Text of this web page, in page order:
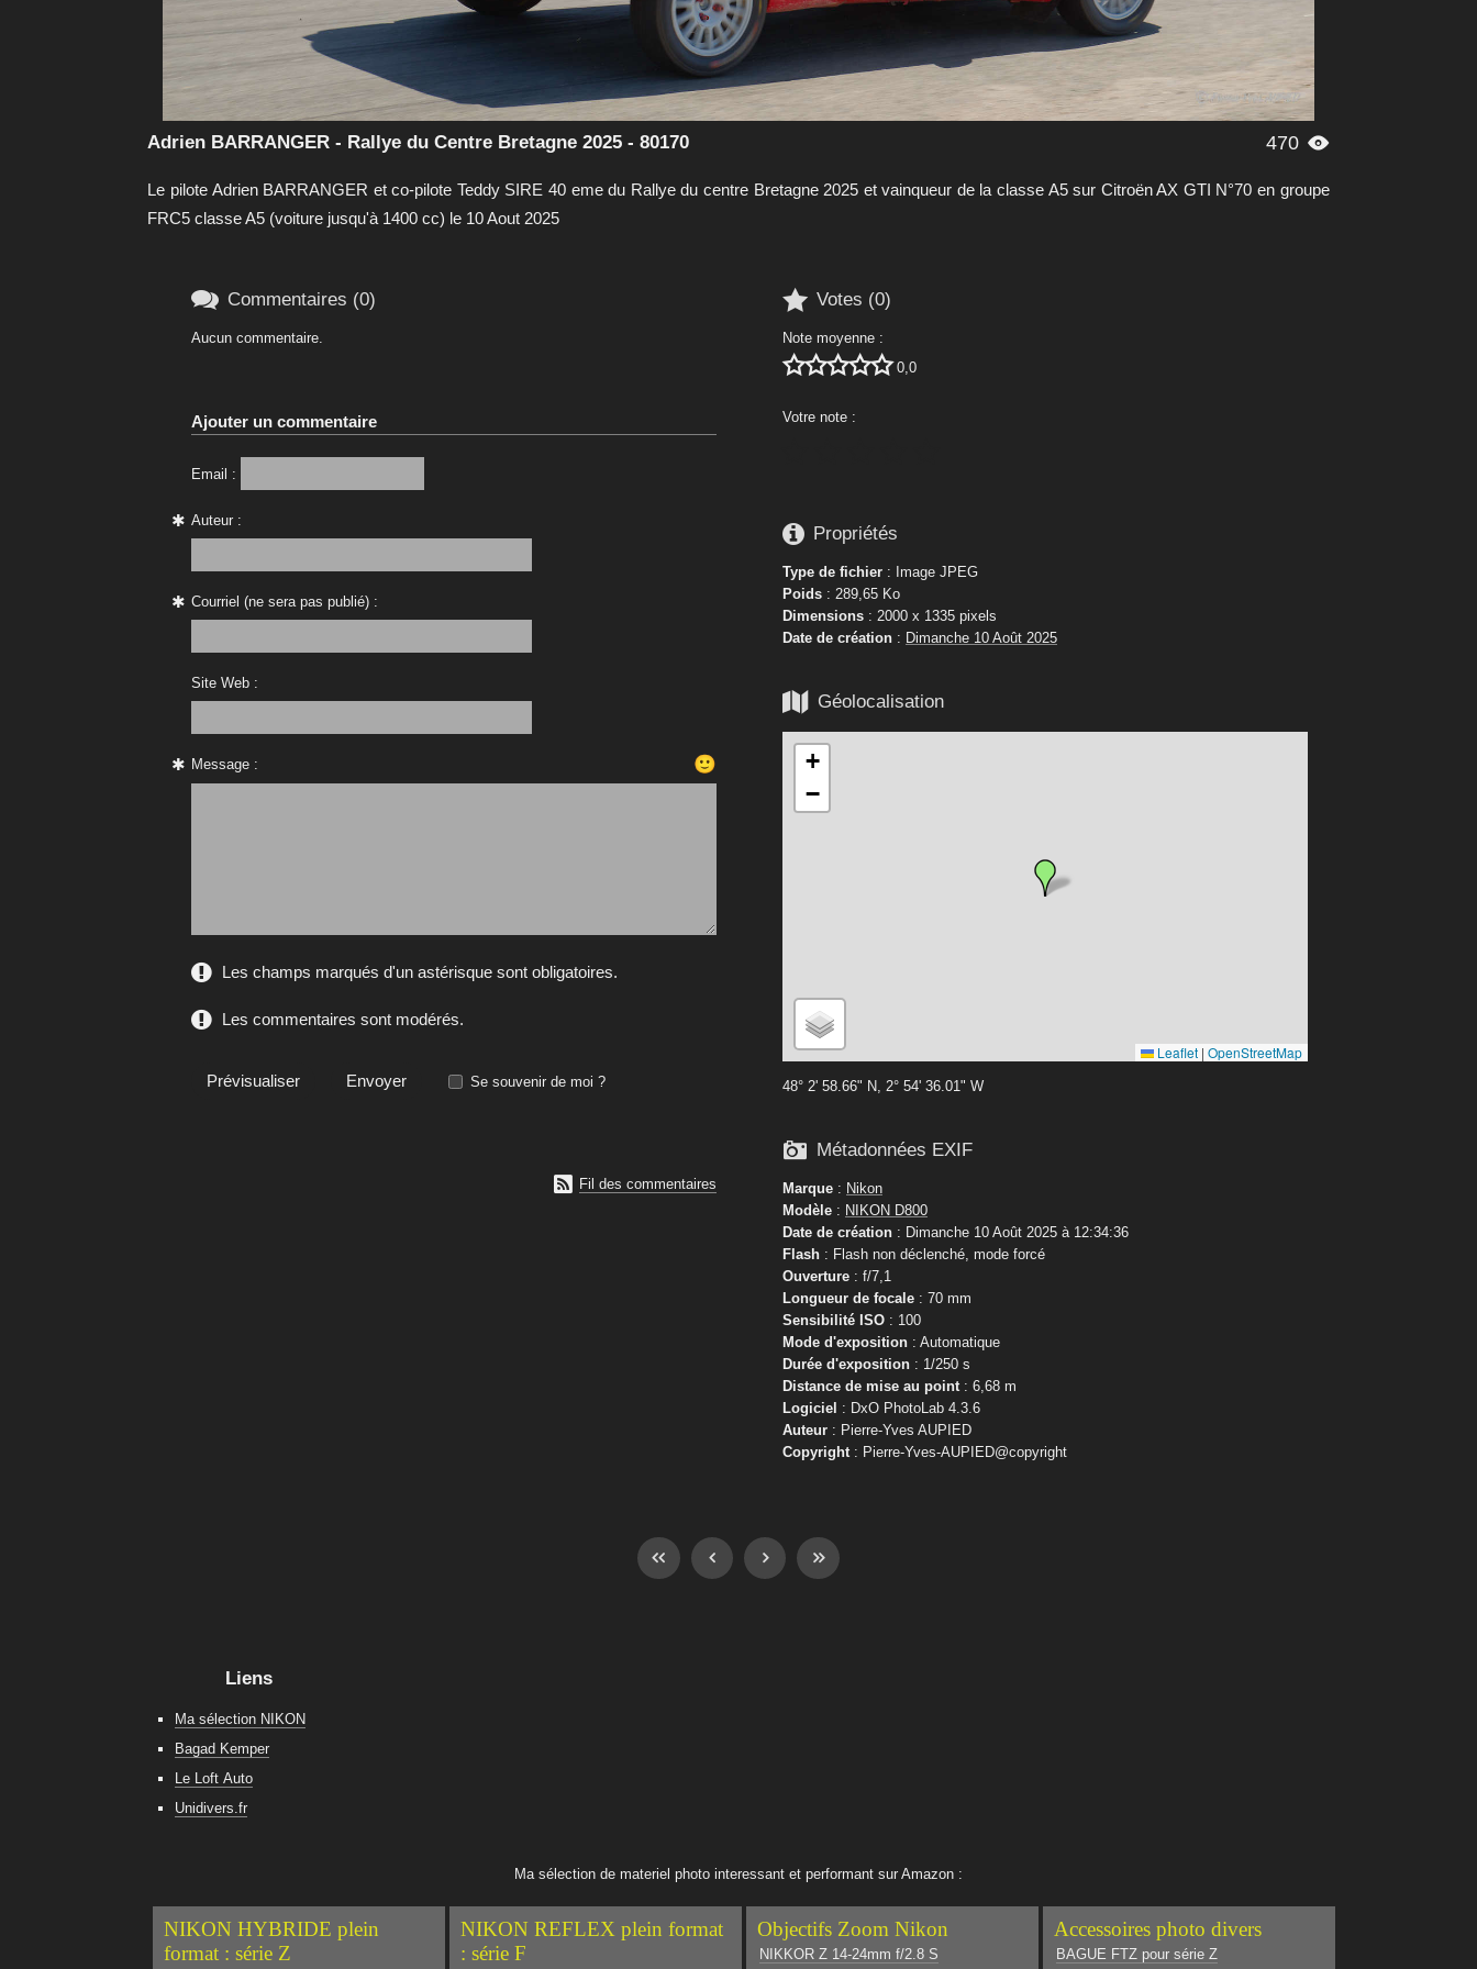
470 
Adrien BARRANGER - Rallye du Centre Bretagne 2025 - 80170
Le pilote Adrien BARRANGER et co-pilote Teddy SIRE 40 eme du Rallye du centre Bretagne 2025 et vainqueur de la classe A5 sur Citroën AX GTI N°70 en groupe
FRC5 classe A5 (voiture jusqu'à 1400 cc) le 10 Aout 2025
 Votes (0)
Note moyenne :
 0,0
Votre note :
 Propriétés
Type de fichier : Image JPEG
Poids : 289,65 Ko
Dimensions : 2000 x 1335 pixels
Date de création : Dimanche 10 Août 2025
 Géolocalisation
+
−
Leaflet | OpenStreetMap
48° 2' 58.66" N, 2° 54' 36.01" W
 Métadonnées EXIF
Marque : Nikon
Modèle : NIKON D800
Date de création : Dimanche 10 Août 2025 à 12:34:36
Flash : Flash non déclenché, mode forcé
Ouverture : f/7,1
Longueur de focale : 70 mm
Sensibilité ISO : 100
Mode d'exposition : Automatique
Durée d'exposition : 1/250 s
Distance de mise au point : 6,68 m
Logiciel : DxO PhotoLab 4.3.6
Auteur : Pierre-Yves AUPIED
Copyright : Pierre-Yves-AUPIED@copyright
 Commentaires (0)
Aucun commentaire.
Ajouter un commentaire
Email :
Auteur :
Courriel (ne sera pas publié) :
Site Web :
Message : 🙂
Les champs marqués d'un astérisque sont obligatoires.
Les commentaires sont modérés.
Se souvenir de moi ?
 Fil des commentaires
Liens
Ma sélection NIKON
Bagad Kemper
Le Loft Auto
Unidivers.fr
Ma sélection de materiel photo interessant et performant sur Amazon :
NIKON HYBRIDE plein
format : série Z
NIKON REFLEX plein format
: série F
Objectifs Zoom Nikon
NIKKOR Z 14-24mm f/2.8 S
Accessoires photo divers
BAGUE FTZ pour série Z